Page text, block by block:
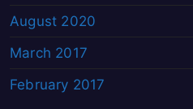
August 2020
March 2017
February 2017